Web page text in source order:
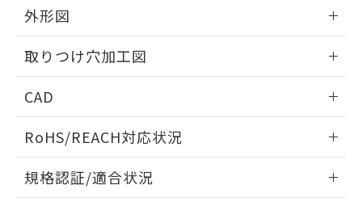
外形図
取りつけ穴加工図
CAD
ドすることができます。
ログイン/会員登録
RoHS/REACH対応状況
EU RoHS 注意事項・凡例
規格認証/適合状況